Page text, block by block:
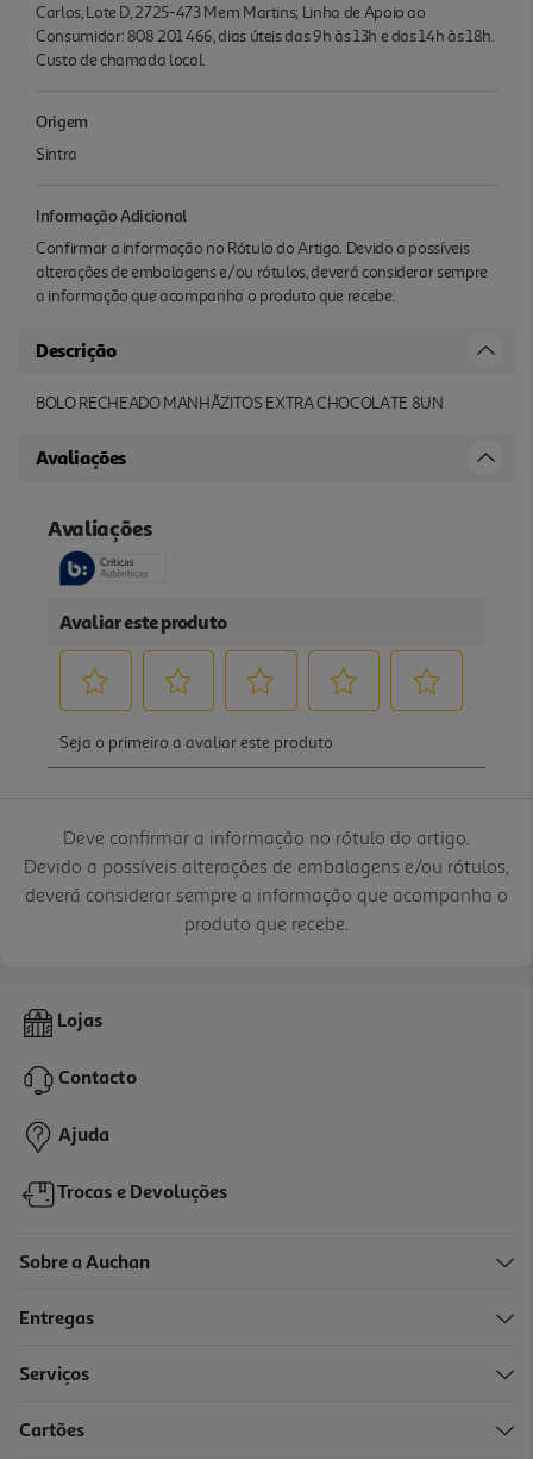
Carlos, Lote D, 2725-473 Mem Martins; Linha de Apoio ao
Consumidor: 808 201 466, dias úteis das 9h às 13h e das 14h às 18h.
Custo de chamada local.
Origem
Sintra
Informação Adicional
Confirmar a informação no Rótulo do Artigo. Devido a possíveis
alterações de embalagens e/ou rótulos, deverá considerar sempre
a informação que acompanha o produto que recebe.
Descrição
BOLO RECHEADO MANHÃZITOS EXTRA CHOCOLATE 8UN
Avaliações
Deve confirmar a informação no rótulo do artigo.
Devido a possíveis alterações de embalagens e/ou rótulos,
deverá considerar sempre a informação que acompanha o
produto que recebe.
Lojas
Contacto
Ajuda
Trocas e Devoluções
Sobre a Auchan
Entregas
Serviços
Cartões